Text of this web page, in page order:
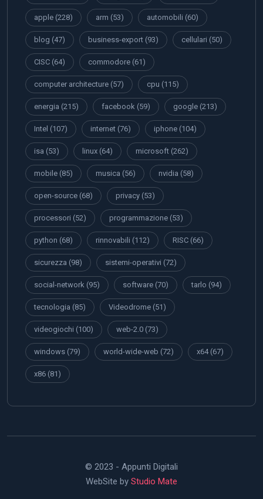
apple (228) arm (53) automobili (60)
blog (47) business-export (93) cellulari (50)
CISC (64) commodore (61)
computer architecture (57) cpu (115)
energia (215) facebook (59) google (213)
Intel (107) internet (76) iphone (104)
isa (53) linux (64) microsoft (262)
mobile (85) musica (56) nvidia (58)
open-source (68) privacy (53)
processori (52) programmazione (53)
python (68) rinnovabili (112) RISC (66)
sicurezza (98) sistemi-operativi (72)
social-network (95) software (70) tarlo (94)
tecnologia (85) Videodrome (51)
videogiochi (100) web-2.0 (73)
windows (79) world-wide-web (72) x64(67)
x86 (81)
© 2023 - Appunti Digitali
WebSite by Studio Mate